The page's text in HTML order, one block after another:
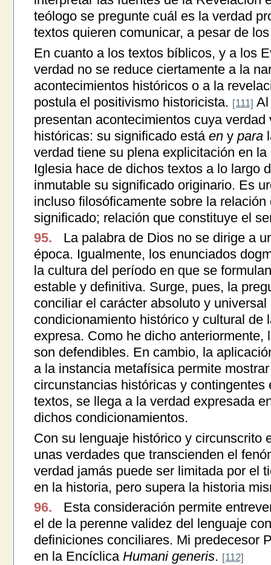
teólogo se pregunte cuál es la verdad
textos quieren comunicar, a pesar de
En cuanto a los textos bíblicos, y a los
verdad no se reduce ciertamente a la
acontecimientos históricos o a la
postula el positivismo historicista. [111] Al
presentan acontecimientos cuya
históricas: su significado está eny para
verdad tiene su plena explicitación en
Iglesia hace de dichos textos a lo largo
inmutable su significado originario. Es
incluso filosóficamente sobre la
significado; relación que constituye el
95.
La palabra de Dios no se dirige a
época. Igualmente, los enunciados
la cultura del período en que se
estable y definitiva. Surge, pues, la
conciliar el carácter absoluto y
condicionamiento histórico y cultural de
expresa. Como he dicho anteriormente,
son defendibles. En cambio, la
a la instancia metafísica permite
circunstancias históricas y contingentes
textos, se llega a la verdad expresada
dichos condicionamientos.
Con su lenguaje histórico y circunscrito
unas verdades que transcienden el
verdad jamás puede ser limitada por el
en la historia, pero supera la historia
96.
Esta consideración permite
el de la perenne validez del lenguaje
definiciones conciliares. Mi predecesor
en la Encíclica Humani generis. [112]